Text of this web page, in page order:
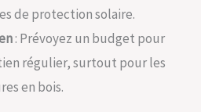
de protection solaire.
: Prévoyez un budget pour
régulier, surtout pour les
en bois.